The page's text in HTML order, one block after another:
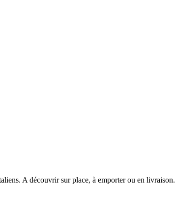
A découvrir sur place, à emporter ou en livraison.